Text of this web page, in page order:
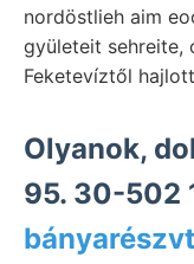
nordöstlieh aim
gyületeit sehreite,
Feketevíztől
Olyanok,
95. 30-502